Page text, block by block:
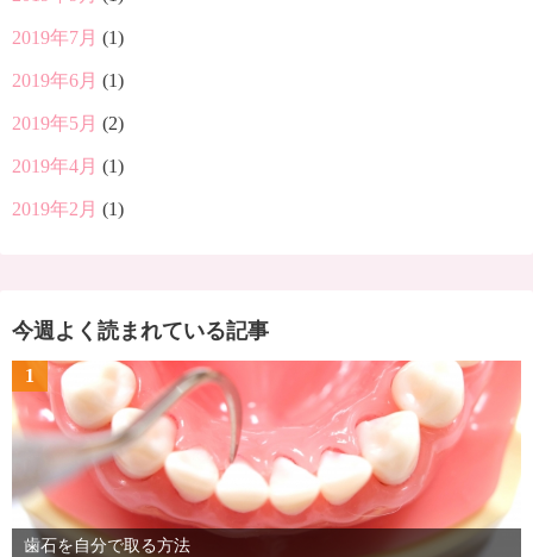
2019年7月 (1)
2019年6月 (1)
2019年5月 (2)
2019年4月 (1)
2019年2月 (1)
今週よく読まれている記事
1
歯石を自分で取る方法